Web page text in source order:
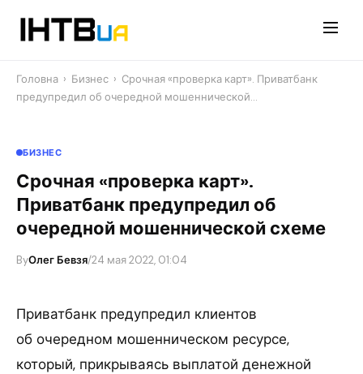
Головна › Бизнес › Срочная «проверка карт». Приватбанк
предупредил об очередной мошеннической…
БИЗНЕС
Срочная «проверка карт».
Приватбанк предупредил об
очередной мошеннической схеме
ByОлег Бевзя/24 мая 2022, 01:04
Приватбанк предупредил клиентов
об очередном мошенническом ресурсе,
который, прикрываясь выплатой денежной